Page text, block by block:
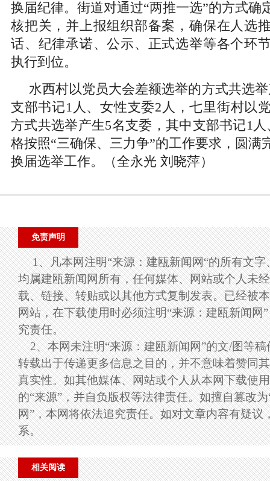
换届纪律。街道对通过“两推一选”的方式确
核把关，并上报组织部备案，确保在人选
话、纪律承诺、公示、正式选举等各个环
执行到位。
水西村以党员大会差额选举的方式共选
支部书记1人、女性支委2人，七里街村以
方式共选举产生5名支委，其中支部书记1
格按照“三确保、三力争”的工作要求，圆满
换届选举工作。（全永光 刘晓萍）
免责声明
1、凡本网注明“来源：建瓯新闻网“的所有文
均属建瓯新闻网所有，任何媒体、网站或个人未
载、链接、转贴或以其他方式复制发表。已经被
网站，在下载使用时必须注明“来源：建瓯新闻网
究责任。
2、本网未注明“来源：建瓯新闻网”的文/图等稿
转载出于传递更多信息之目的，并不意味着赞同
真实性。如其他媒体、网站或个人从本网下载使
的“来源”，并自负版权等法律责任。如擅自篡改
网”，本网将依法追究责任。如对文章内容有疑议
系。
相关阅读